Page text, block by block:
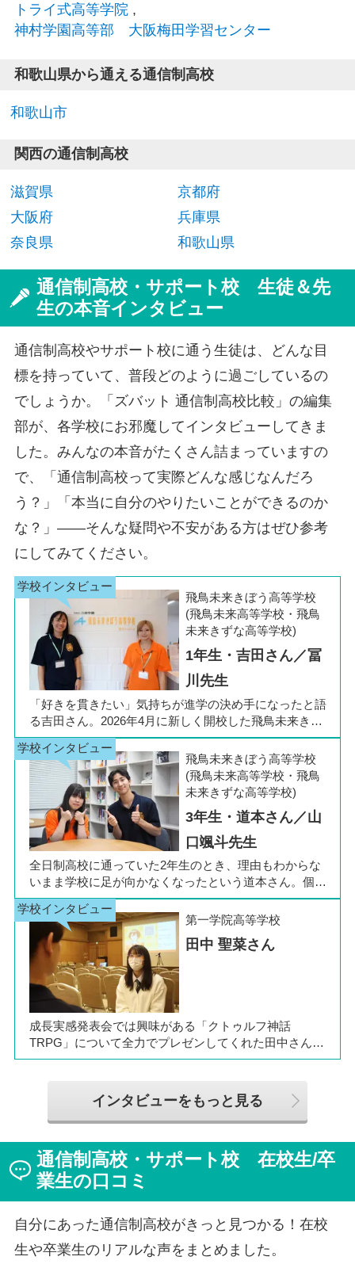
トライ式高等学院,
神村学園高等部 大阪梅田学習センター
和歌山県から通える通信制高校
和歌山市
関西の通信制高校
滋賀県
京都府
大阪府
兵庫県
奈良県
和歌山県
通信制高校・サポート校 生徒＆先
生の本音インタビュー
通信制高校やサポート校に通う生徒は、どんな目
標を持っていて、普段どのように過ごしているの
でしょうか。「ズバット 通信制高校比較」の編集
部が、各学校にお邪魔してインタビューしてきま
した。みんなの本音がたくさん詰まっていますの
で、「通信制高校って実際どんな感じなんだろ
う？」「本当に自分のやりたいことができるのか
な？」――そんな疑問や不安がある方はぜひ参考
にしてみてください。
飛鳥未来きぼう高等学校
(飛鳥未来高等学校・飛鳥
未来きずな高等学校)
1年生・吉田さん／冨
川先生
「好きを貫きたい」気持ちが進学の決め手になったと語
る吉田さん。2026年4月に新しく開校した飛鳥未来きぼ
う高等学校 柏キャンパスの1年生です。彼女は中学3年
生の公立入試直前に「自分らしく過ごしながら夢に近づ
ける環境を選びたい」と思い、進路変更を決意しまし
た。今回は吉田さん、同キャンパスの冨川先生に、通信
制高校の学校生活の様子や雰囲気、行事について語って
いただきました。お互いの話からは、日々の何気ない会
話や行事を通じて育まれた、先生と生徒の温かな信頼関
係もうかがえました。
飛鳥未来きぼう高等学校
(飛鳥未来高等学校・飛鳥
未来きずな高等学校)
3年生・道本さん／山
口颯斗先生
全日制高校に通っていた2年生のとき、理由もわからな
いまま学校に足が向かなくなったという道本さん。個別
相談会で感じた先生の「温かさ」を決め手に、飛鳥未来
きぼう高等学校の町田キャンパスへの転入を選びまし
た。現在は同校に3年生として在籍しながら、オープン
キャンパスでは未来の後輩たちのサポート役「キャス
ト」として活躍しています。同校の山口颯斗先生ととも
に、通信制ならではの人との関わりや、自分らしく過ご
せる学校生活について語ってくれました。
第一学院高等学校
田中 聖菜さん
成長実感発表会では興味がある「クトゥルフ神話
TRPG」について全力でプレゼンしてくれた田中さん
は、全日制高校での生活の中で体調を崩し、12月に第一
トやスクーリングをこなしながら、自分らしく過ごせる
ようになった2か月を振り返ってお話いただきました。
「通信制高校は家で一人で勉強するもの」というイメー
ジを持っていた田中さんですが、キャンパスでフェロー
（先生）や仲間に囲まれる中で、その不安は希望へと変
わったと言います。
インタビューをもっと見る
通信制高校・サポート校 在校生/卒
業生の口コミ
自分にあった通信制高校がきっと見つかる！在校
生や卒業生のリアルな声をまとめました。